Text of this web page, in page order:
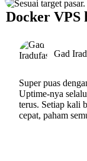
Docker VPS
Gad
Super puas
Uptime-nya
terus. Setiap kali
cepat, paham